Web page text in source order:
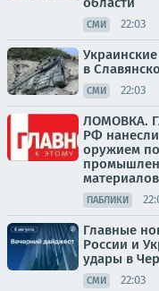
СМИ 22:03
в
СМИ 22:03
ЛОМОВКА.
РФ
оружием
ПАБЛИКИ
Главные
России и
удары в
СМИ 22:03